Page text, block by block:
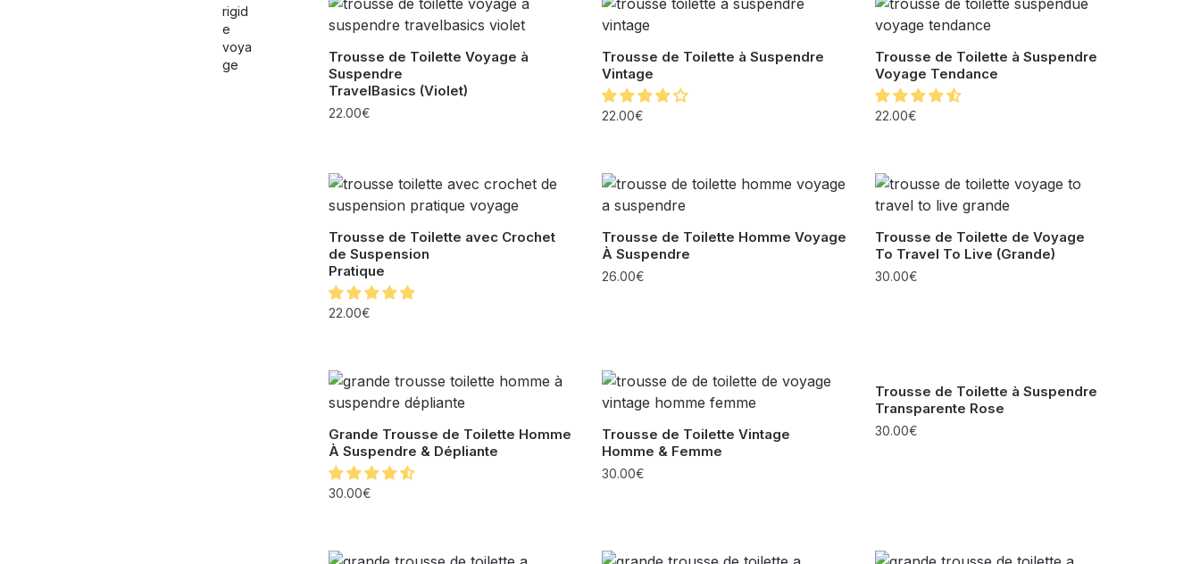
Trousse de Toilette Voyage à
Suspendre
TravelBasics (Violet)
22.00€
Trousse de Toilette à Suspendre
Vintage
22.00€
Trousse de Toilette à Suspendre
Voyage Tendance
22.00€
Trousse de Toilette avec Crochet
de Suspension
Pratique
22.00€
Trousse de Toilette Homme Voyage
À Suspendre
26.00€
Trousse de Toilette de Voyage
To Travel To Live (Grande)
30.00€
Grande Trousse de Toilette Homme
À Suspendre & Dépliante
30.00€
Trousse de Toilette Vintage
Homme & Femme
30.00€
Trousse de Toilette à Suspendre
Transparente Rose
30.00€